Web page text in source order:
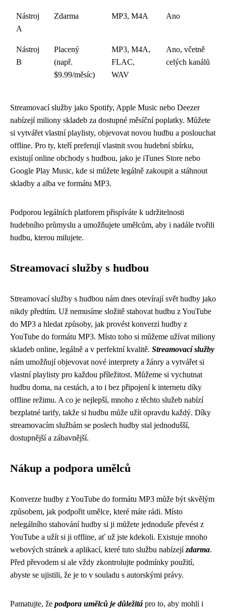
Nástroj
A
Zdarma MP3, M4A Ano
Nástroj
B
Placený
(např.
$9.99/měsíc)
MP3, M4A,
FLAC,
WAV
Ano, včetně
celých kanálů
Streamovací služby jako Spotify, Apple Music nebo Deezer
nabízejí miliony skladeb za dostupné měsíční poplatky. Můžete
si vytvářet vlastní playlisty, objevovat novou hudbu a poslouchat
offline. Pro ty, kteří preferují vlastnit svou hudební sbírku,
existují online obchody s hudbou, jako je iTunes Store nebo
Google Play Music, kde si můžete legálně zakoupit a stáhnout
skladby a alba ve formátu MP3.
Podporou legálních platforem přispíváte k udržitelnosti
hudebního průmyslu a umožňujete umělcům, aby i nadále tvořili
hudbu, kterou milujete.
Streamovací služby s hudbou
Streamovací služby s hudbou nám dnes otevírají svět hudby jako
nikdy předtím. Už nemusíme složitě stahovat hudbu z YouTube
do MP3 a hledat způsoby, jak provést konverzi hudby z
YouTube do formátu MP3. Místo toho si můžeme užívat miliony
skladeb online, legálně a v perfektní kvalitě. Streamovací služby
nám umožňují objevovat nové interprety a žánry a vytvářet si
vlastní playlisty pro každou příležitost. Můžeme si vychutnat
hudbu doma, na cestách, a to i bez připojení k internetu díky
offline režimu. A co je nejlepší, mnoho z těchto služeb nabízí
bezplatné tarify, takže si hudbu může užít opravdu každý. Díky
streamovacím službám se poslech hudby stal jednodušší,
dostupnější a zábavnější.
Nákup a podpora umělců
Konverze hudby z YouTube do formátu MP3 může být skvělým
způsobem, jak podpořit umělce, které máte rádi. Místo
nelegálního stahování hudby si ji můžete jednoduše převést z
YouTube a užít si ji offline, ať už jste kdekoli. Existuje mnoho
webových stránek a aplikací, které tuto službu nabízejízdarma.
Před převodem si ale vždy zkontrolujte podmínky použití,
abyste se ujistili, že je to v souladu s autorskými právy.
Pamatujte, že podpora umělců je důležitá pro to, aby mohli i